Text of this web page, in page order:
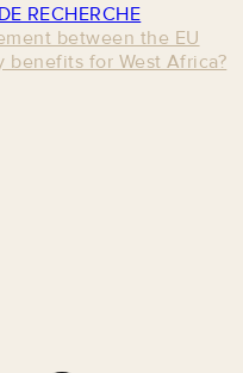
RECHERCHE
between the EU
benefits for West Africa?